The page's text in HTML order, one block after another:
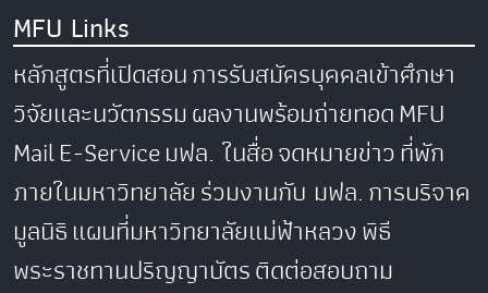
MFU Links
หลักสูตรที่เปิดสอนการรับสมัครบุคคลเข้าศึกษา
วิจัยและนวัตกรรมผลงานพร้อมถ่ายทอดMFU
MailE-Serviceมฟล. ในสื่อจดหมายข่าวที่พัก
ภายในมหาวิทยาลัยร่วมงานกับ มฟล.การบริจาค
มูลนิธิแผนที่มหาวิทยาลัยแม่ฟ้าหลวงพิธี
พระราชทานปริญญาบัตรติดต่อสอบถาม